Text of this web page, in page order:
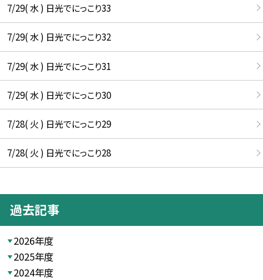
7/29( 水 ) 日光でにっこり33
7/29( 水 ) 日光でにっこり32
7/29( 水 ) 日光でにっこり31
7/29( 水 ) 日光でにっこり30
7/28( 火 ) 日光でにっこり29
7/28( 火 ) 日光でにっこり28
過去記事
2026年度
2025年度
2024年度